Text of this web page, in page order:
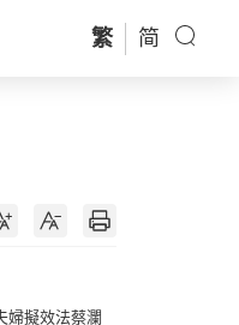
繁 简
婦擬效法蔡瀾